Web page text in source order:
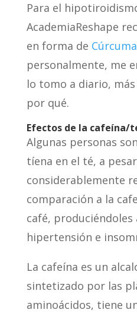
Para el
AcademiaReshape
en forma de
personalmente, me
lo tomo a diario,
por qué.
Efectos de la cafeína/
Algunas personas
tíena en el té, a
considerablemente
comparación a la
café, produciéndoles
hipertensión e
La cafeína es un
sintetizado por las
aminoácidos, tiene